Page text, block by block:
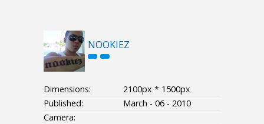
NOOKIEZ
Dimensions:
2100px * 1500px
Published:
March - 06 - 2010
Camera: